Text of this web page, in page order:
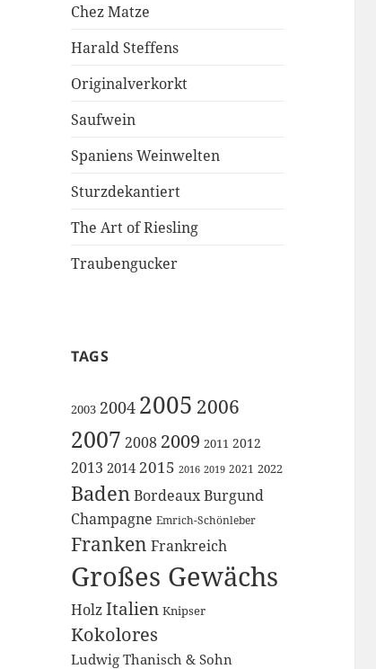
Chez Matze
Harald Steffens
Originalverkorkt
Saufwein
Spaniens Weinwelten
Sturzdekantiert
The Art of Riesling
Traubengucker
TAGS
2003 2004 2005 2006
2007 2008 2009 2011 2012
2013 2014 2015 2016 2019 2021 2022
Baden BordeauxBurgund
Champagne Emrich-Schönleber
Franken Frankreich
Großes Gewächs
HolzItalien Knipser
Kokolores
Ludwig Thanisch & Sohn